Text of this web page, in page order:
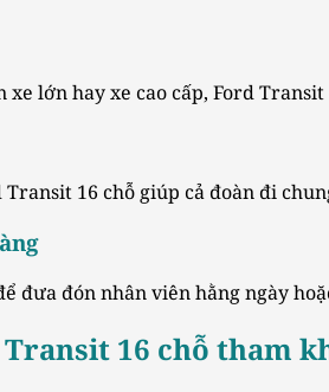
xe lớn hay xe cao cấp, Ford
16 chỗ giúp cả đoàn đi
đưa đón nhân viên hằng ngày
16 chỗ tham